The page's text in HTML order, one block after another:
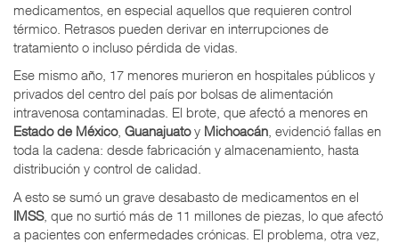
medicamentos, en especial aquellos que requieren control
térmico. Retrasos pueden derivar en interrupciones de
tratamiento o incluso pérdida de vidas.
Ese mismo año, 17 menores murieron en hospitales públicos y
privados del centro del país por bolsas de alimentación
intravenosa contaminadas. El brote, que afectó a menores en
Estado de México, Guanajuatoy Michoacán , evidenció fallas en
toda la cadena: desde fabricación y almacenamiento, hasta
distribución y control de calidad.
A esto se sumó un grave desabasto de medicamentos en el
IMSS, que no surtió más de 11 millones de piezas, lo que afectó
a pacientes con enfermedades crónicas. El problema, otra vez,